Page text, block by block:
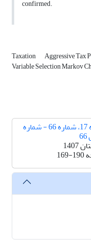
confirmed.
Taxation Aggressive Tax
Variable Selection Markov
دوره 17، شماره 66 - شماره
169-190